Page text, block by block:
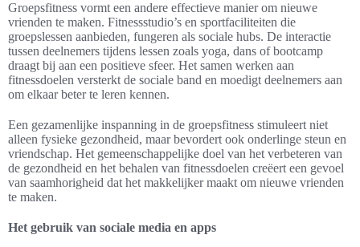
Groepsfitness vormt een andere effectieve manier om nieuwe
vrienden te maken. Fitnessstudio’s en sportfaciliteiten die
groepslessen aanbieden, fungeren als sociale hubs. De interactie
tussen deelnemers tijdens lessen zoals yoga, dans of bootcamp
draagt bij aan een positieve sfeer. Het samen werken aan
fitnessdoelen versterkt de sociale band en moedigt deelnemers aan
om elkaar beter te leren kennen.
Een gezamenlijke inspanning in de groepsfitness stimuleert niet
alleen fysieke gezondheid, maar bevordert ook onderlinge steun en
vriendschap. Het gemeenschappelijke doel van het verbeteren van
de gezondheid en het behalen van fitnessdoelen creëert een gevoel
van saamhorigheid dat het makkelijker maakt om nieuwe vrienden
te maken.
Het gebruik van sociale media en apps